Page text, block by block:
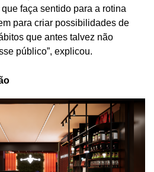
faça sentido para a rotina
para criar possibilidades de
que antes talvez não
público”, explicou.